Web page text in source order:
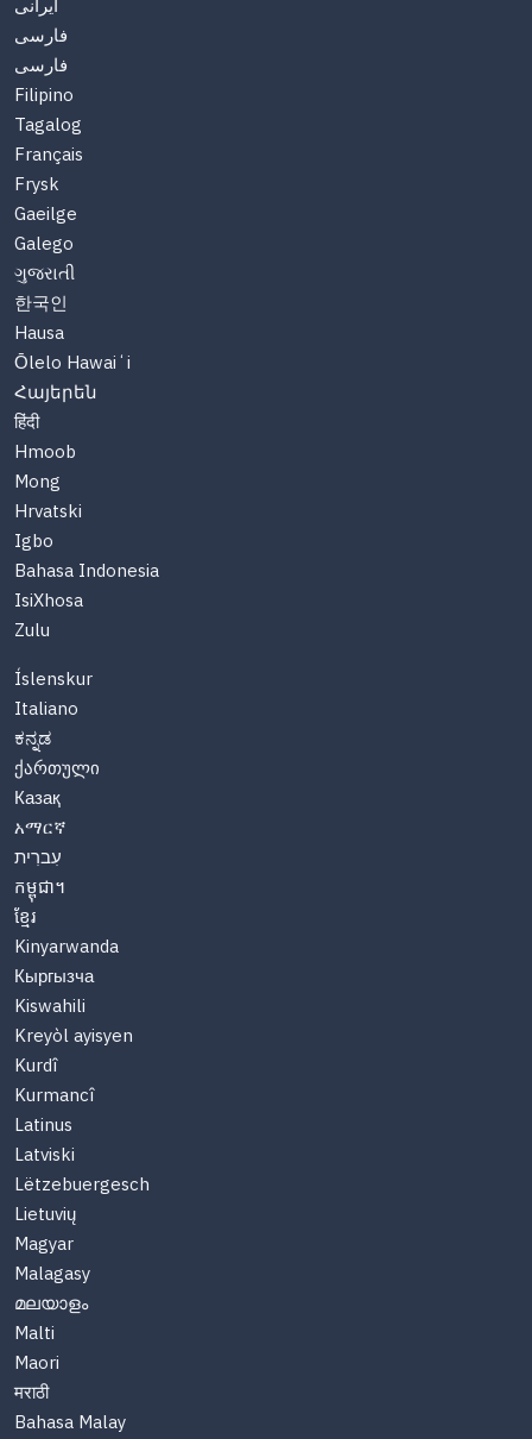
ایرانی
فارسی
فارسی
Filipino
Tagalog
Français
Frysk
Gaeilge
Galego
ગુજરાતી
한국인
Hausa
Ōlelo Hawaiʻi
Հայերեն
हिंदी
Hmoob
Mong
Hrvatski
Igbo
Bahasa Indonesia
IsiXhosa
Zulu
Íslenskur
Italiano
ಕನ್ನಡ
ქართული
Казақ
አማርኛ
עִברִית
កម្ពុជា។
ខ្មែរ
Kinyarwanda
Кыргызча
Kiswahili
Kreyòl ayisyen
Kurdî
Kurmancî
Latinus
Latviski
Lëtzebuergesch
Lietuvių
Magyar
Malagasy
മലയാളം
Malti
Maori
मराठी
Bahasa Malay